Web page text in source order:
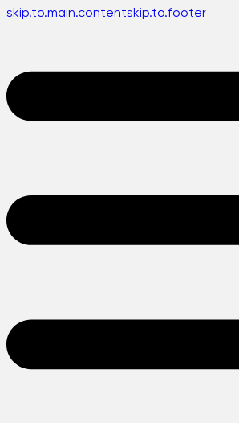
skip.to.main.contentskip.to.footer